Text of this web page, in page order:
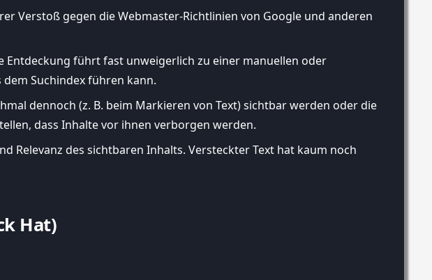
Verstoß gegen die Webmaster-Richtlinien von Google und anderen
Entdeckung führt fast unweigerlich zu einer manuellen oder
Suchindex führen kann.
dennoch (z. B. beim Markieren von Text) sichtbar werden oder die
dass Inhalte vor ihnen verborgen werden.
Relevanz des sichtbaren Inhalts. Versteckter Text hat kaum noch
Hat)